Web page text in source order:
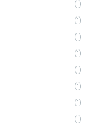
(1)
(1)
(1)
(1)
(1)
(1)
(1)
(1)